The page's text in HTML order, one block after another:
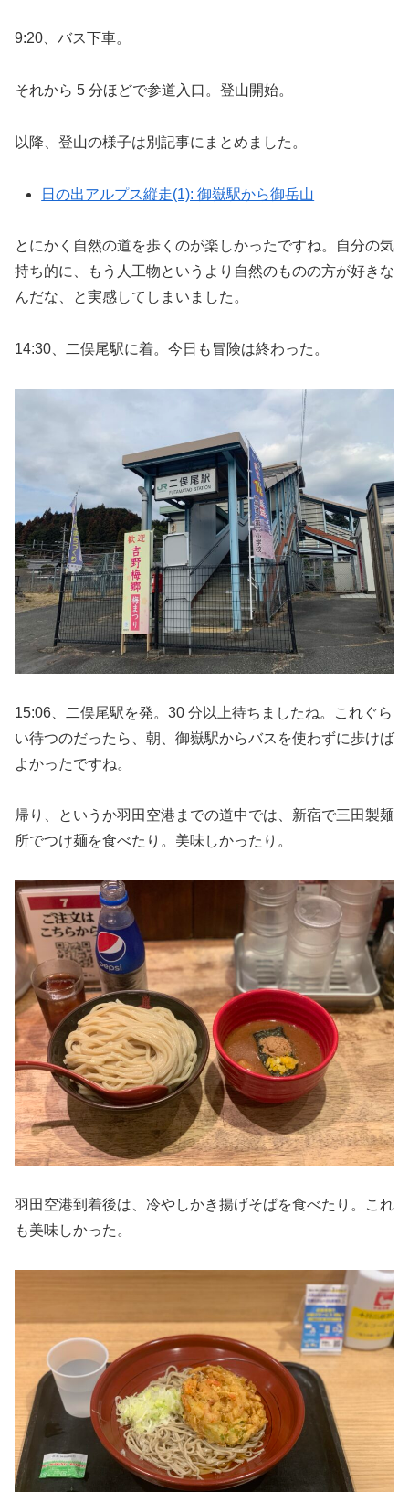
9:20、バス下車。
それから 5 分ほどで参道入口。登山開始。
以降、登山の様子は別記事にまとめました。
日の出アルプス縦走(1): 御嶽駅から御岳山
とにかく自然の道を歩くのが楽しかったですね。自分の気
持ち的に、もう人工物というより自然のものの方が好きな
んだな、と実感してしまいました。
14:30、二俣尾駅に着。今日も冒険は終わった。
15:06、二俣尾駅を発。30 分以上待ちましたね。これぐら
い待つのだったら、朝、御嶽駅からバスを使わずに歩けば
よかったですね。
帰り、というか羽田空港までの道中では、新宿で三田製麺
所でつけ麺を食べたり。美味しかったり。
羽田空港到着後は、冷やしかき揚げそばを食べたり。これ
も美味しかった。